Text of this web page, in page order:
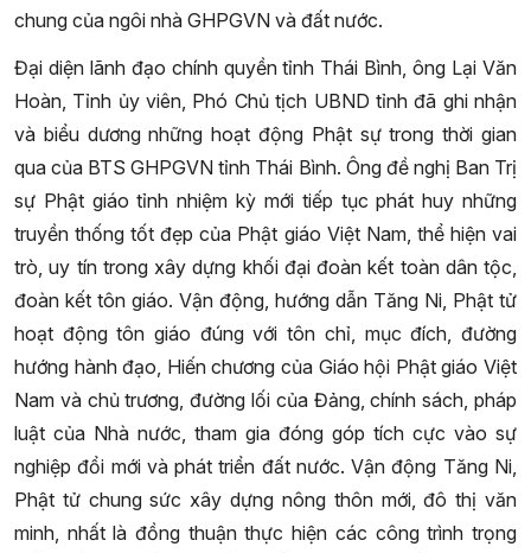
chung của ngôi nhà GHPGVN và đất nước.
Đại diện lãnh đạo chính quyền tỉnh Thái Bình, ông Lại Văn
Hoàn, Tỉnh ủy viên, Phó Chủ tịch UBND tỉnh đã ghi nhận
và biểu dương những hoạt động Phật sự trong thời gian
qua của BTS GHPGVN tỉnh Thái Bình. Ông đề nghị Ban Trị
sự Phật giáo tỉnh nhiệm kỳ mới tiếp tục phát huy những
truyền thống tốt đẹp của Phật giáo Việt Nam, thể hiện vai
trò, uy tín trong xây dựng khối đại đoàn kết toàn dân tộc,
đoàn kết tôn giáo. Vận động, hướng dẫn Tăng Ni, Phật tử
hoạt động tôn giáo đúng với tôn chỉ, mục đích, đường
hướng hành đạo, Hiến chương của Giáo hội Phật giáo Việt
Nam và chủ trương, đường lối của Đảng, chính sách, pháp
luật của Nhà nước, tham gia đóng góp tích cực vào sự
nghiệp đổi mới và phát triển đất nước. Vận động Tăng Ni,
Phật tử chung sức xây dựng nông thôn mới, đô thị văn
minh, nhất là đồng thuận thực hiện các công trình trọng